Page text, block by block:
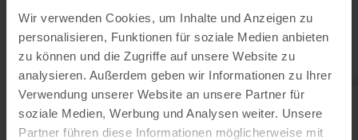
Wir verwenden Cookies, um Inhalte und Anzeigen zu
personalisieren, Funktionen für soziale Medien anbieten
zu können und die Zugriffe auf unsere Website zu
analysieren. Außerdem geben wir Informationen zu Ihrer
Verwendung unserer Website an unsere Partner für
soziale Medien, Werbung und Analysen weiter. Unsere
Partner führen diese Informationen möglicherweise mit
sein
mehr
zu:
Aachener